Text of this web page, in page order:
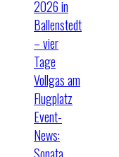
2026 in
Ballenstedt
– vier
Tage
Vollgas am
Flugplatz
Event-
News:
Sonata